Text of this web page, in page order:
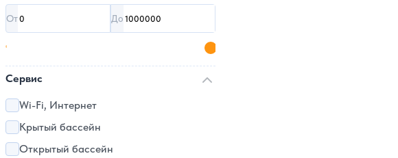
От До
Сервис
Wi-Fi, Интернет
Крытый бассейн
Открытый бассейн